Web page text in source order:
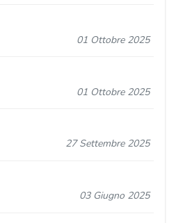
01 Ottobre 2025
01 Ottobre 2025
27 Settembre 2025
03 Giugno 2025